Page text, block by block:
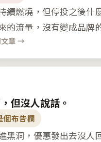
續燃燒，但停投之後什
的流量，沒有變成品牌
文章 →
但沒人說話。
個布告欄
黑洞，優惠發出去沒人